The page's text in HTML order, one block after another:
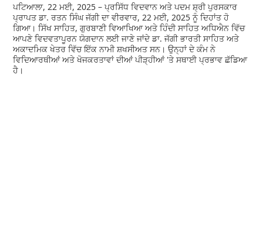
ਪਟਿਆਲਾ, 22 ਮਈ, 2025 – ਪ੍ਰਸਿੱਧ ਵਿਦਵਾਨ ਅਤੇ ਪਦਮ ਸ਼੍ਰੀ ਪੁਰਸਕਾਰ
ਪ੍ਰਾਪਤ ਡਾ. ਰਤਨ ਸਿੰਘ ਜੱਗੀ ਦਾ ਵੀਰਵਾਰ, 22 ਮਈ, 2025 ਨੂੰ ਦਿਹਾਂਤ ਹੋ
ਗਿਆ। ਸਿੱਖ ਸਾਹਿਤ, ਗੁਰਬਾਣੀ ਵਿਆਖਿਆ ਅਤੇ ਹਿੰਦੀ ਸਾਹਿਤ ਅਧਿਐਨ ਵਿੱਚ
ਆਪਣੇ ਵਿਦਵਤਾਪੂਰਨ ਯੋਗਦਾਨ ਲਈ ਜਾਣੇ ਜਾਂਦੇ ਡਾ. ਜੱਗੀ ਭਾਰਤੀ ਸਾਹਿਤ ਅਤੇ
ਅਕਾਦਮਿਕ ਖੇਤਰ ਵਿੱਚ ਇੱਕ ਨਾਮੀ ਸ਼ਖਸੀਅਤ ਸਨ। ਉਨ੍ਹਾਂ ਦੇ ਕੰਮ ਨੇ
ਵਿਦਿਆਰਥੀਆਂ ਅਤੇ ਖੋਜਕਰਤਾਵਾਂ ਦੀਆਂ ਪੀੜ੍ਹੀਆਂ 'ਤੇ ਸਥਾਈ ਪ੍ਰਭਾਵ ਛੱਡਿਆ
ਹੈ।